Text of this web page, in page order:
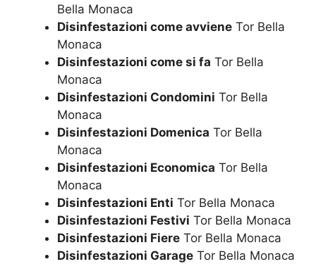
Bella Monaca
Disinfestazioni come avviene Tor Bella
Monaca
Disinfestazioni come si fa Tor Bella
Monaca
Disinfestazioni Condomini Tor Bella
Monaca
Disinfestazioni Domenica Tor Bella
Monaca
Disinfestazioni Economica Tor Bella
Monaca
Disinfestazioni Enti Tor Bella Monaca
Disinfestazioni Festivi Tor Bella Monaca
Disinfestazioni Fiere Tor Bella Monaca
Disinfestazioni Garage Tor Bella Monaca